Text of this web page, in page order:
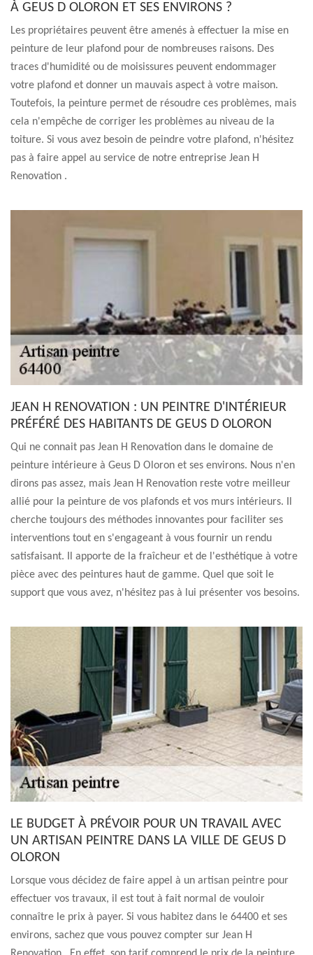
À GEUS D OLORON ET SES ENVIRONS ?
Les propriétaires peuvent être amenés à effectuer la mise en
peinture de leur plafond pour de nombreuses raisons. Des
traces d'humidité ou de moisissures peuvent endommager
votre plafond et donner un mauvais aspect à votre maison.
Toutefois, la peinture permet de résoudre ces problèmes, mais
cela n'empêche de corriger les problèmes au niveau de la
toiture. Si vous avez besoin de peindre votre plafond, n'hésitez
pas à faire appel au service de notre entreprise Jean H
Renovation .
JEAN H RENOVATION : UN PEINTRE D'INTÉRIEUR
PRÉFÉRÉ DES HABITANTS DE GEUS D OLORON
Qui ne connait pas Jean H Renovation dans le domaine de
peinture intérieure à Geus D Oloron et ses environs. Nous n'en
dirons pas assez, mais Jean H Renovation reste votre meilleur
allié pour la peinture de vos plafonds et vos murs intérieurs. Il
cherche toujours des méthodes innovantes pour faciliter ses
interventions tout en s'engageant à vous fournir un rendu
satisfaisant. Il apporte de la fraîcheur et de l'esthétique à votre
pièce avec des peintures haut de gamme. Quel que soit le
support que vous avez, n'hésitez pas à lui présenter vos besoins.
LE BUDGET À PRÉVOIR POUR UN TRAVAIL AVEC
UN ARTISAN PEINTRE DANS LA VILLE DE GEUS D
OLORON
Lorsque vous décidez de faire appel à un artisan peintre pour
effectuer vos travaux, il est tout à fait normal de vouloir
connaître le prix à payer. Si vous habitez dans le 64400 et ses
environs, sachez que vous pouvez compter sur Jean H